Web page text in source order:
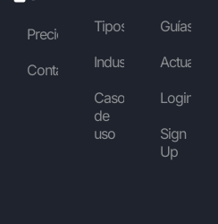
Precios
Contáctanos
Tipos
Industrias
Casos
de
uso
Guías
Actualidad
Login
Sign
Up